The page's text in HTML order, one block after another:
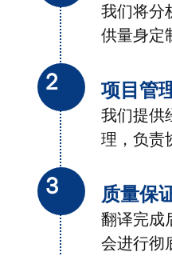
我们将分
供量身定
2 项目管
我们提供
理，负责
3 质量保
翻译完成
会进行彻